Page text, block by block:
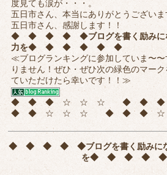
度見ても涙が・・・。
五日市さん、本当にありがとうございま
五日市さん、感謝します！！
◆ ◆ ◆ ◆ ◆ブログを書く励み
力を◆ ◆ ◆ ◆ ◆ ◆
≪ブログランキングに参加していま〜
りません！ぜひ・ぜひ次の緑色のマーク
ていただけたら幸いです！！≫
◆ ◆ ◆ ☆ ☆ ☆ ◆ ◆
◆ ◆ ☆ ☆ ☆ ◆ ◆ ◆ ☆
◆ ◆ ◆ ◆ ◆ブログを書く励みに
を◆ ◆ ◆